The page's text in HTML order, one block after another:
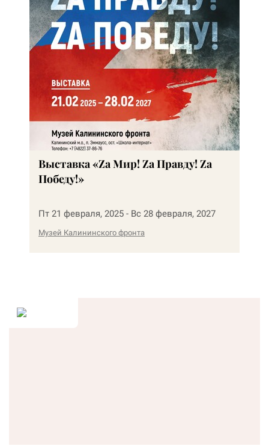
Выставка «Zа Мир! Zа Правду! Zа
Победу!»
Пт 21 февраля, 2025 - Вс 28 февраля, 2027
Музей Калининского фронта